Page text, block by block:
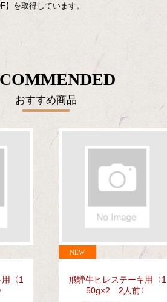
を取得しています。
おすすめ商品
用〈1
飛騨牛ヒレステーキ用〈1
50g×2 2人前〉